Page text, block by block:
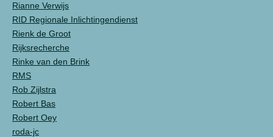
Rianne Verwijs
RID Regionale Inlichtingendienst
Rienk de Groot
Rijksrecherche
Rinke van den Brink
RMS
Rob Zijlstra
Robert Bas
Robert Oey
roda-jc